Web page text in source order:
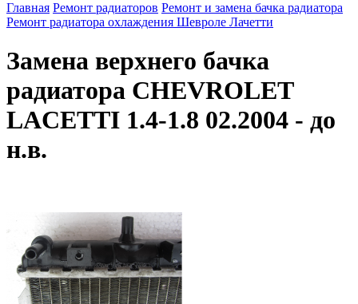
Главная Ремонт радиаторов Ремонт и замена бачка радиатора
Ремонт радиатора охлаждения Шевроле Лачетти
Замена верхнего бачка
радиатора CHEVROLET
LACETTI 1.4-1.8 02.2004 - до
н.в.